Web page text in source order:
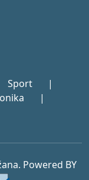
Sport
|
|
Powered BY